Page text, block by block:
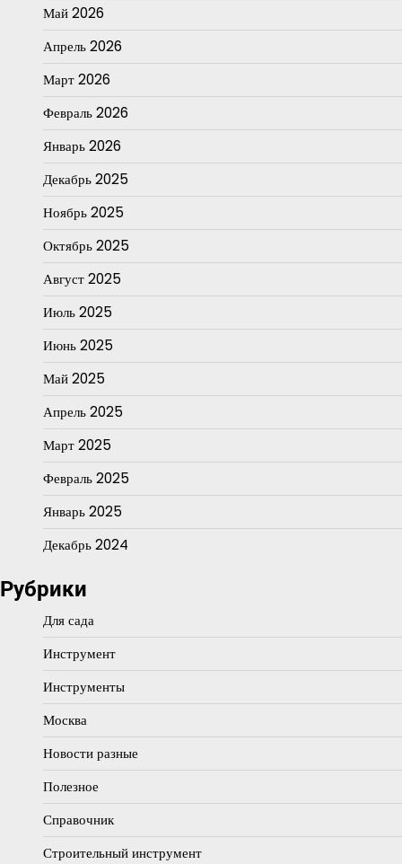
Май 2026
Апрель 2026
Март 2026
Февраль 2026
Январь 2026
Декабрь 2025
Ноябрь 2025
Октябрь 2025
Август 2025
Июль 2025
Июнь 2025
Май 2025
Апрель 2025
Март 2025
Февраль 2025
Январь 2025
Декабрь 2024
Рубрики
Для сада
Инструмент
Инструменты
Москва
Новости разные
Полезное
Справочник
Строительный инструмент